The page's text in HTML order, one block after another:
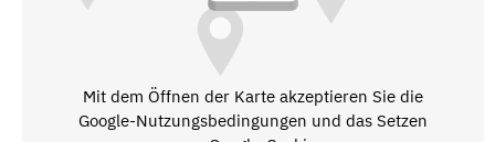
Mit dem Öffnen der Karte akzeptieren Sie die
Google-Nutzungsbedingungen und das Setzen